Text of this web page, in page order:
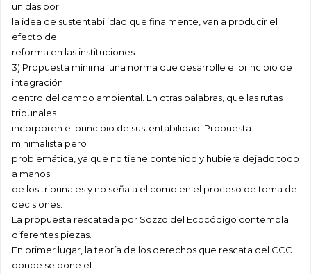
unidas por
la idea de sustentabilidad que finalmente, van a producir el
efecto de
reforma en las instituciones.
3) Propuesta mínima: una norma que desarrolle el principio de
integración
dentro del campo ambiental. En otras palabras, que las rutas
tribunales
incorporen el principio de sustentabilidad. Propuesta
minimalista pero
problemática, ya que no tiene contenido y hubiera dejado todo
a manos
de los tribunales y no señala el como en el proceso de toma de
decisiones.
La propuesta rescatada por Sozzo del Ecocódigo contempla
diferentes piezas.
En primer lugar, la teoría de los derechos que rescata del CCC
donde se pone el